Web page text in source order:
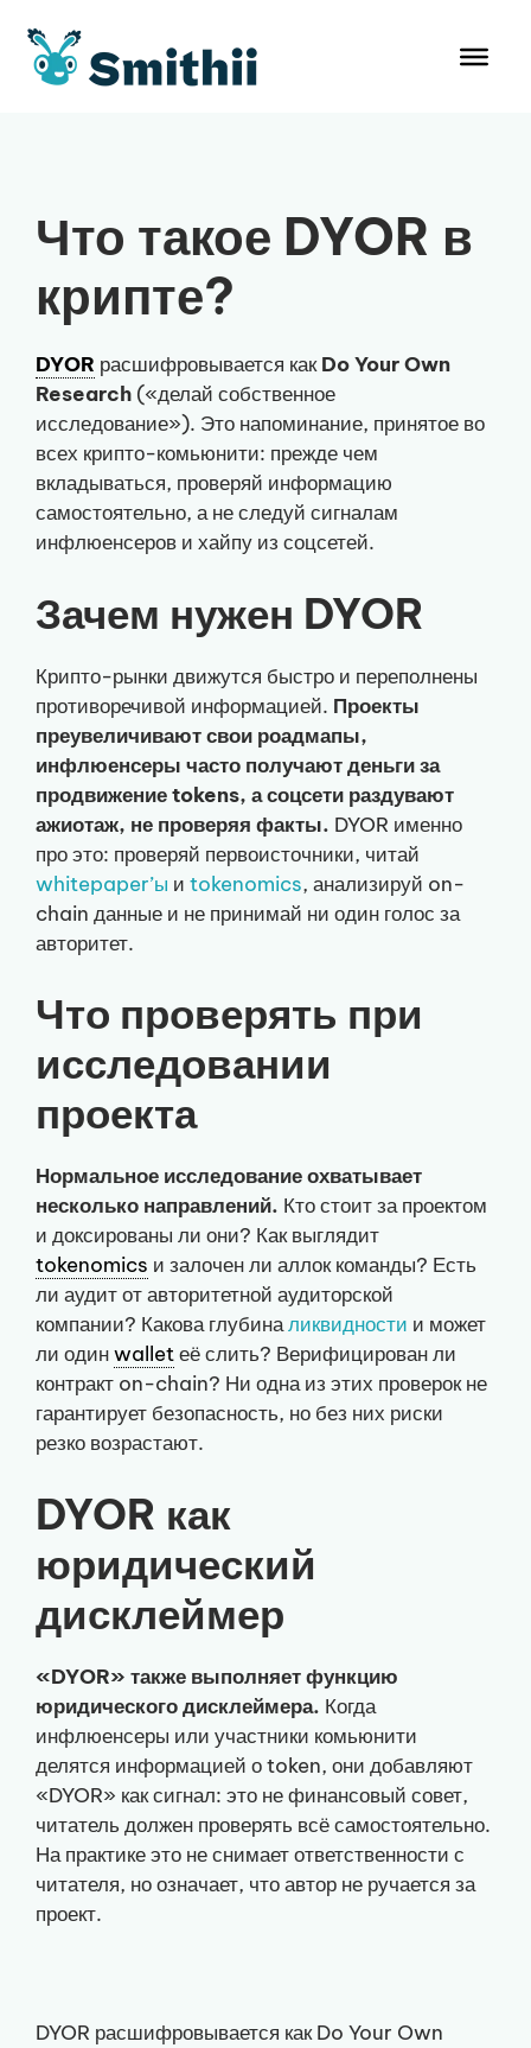
содержимому
Что такое DYOR в
крипте?
DYOR расшифровывается какDo Your Own
Research («делай собственное
исследование»). Это напоминание, принятое во
всех крипто-комьюнити: прежде чем
вкладываться, проверяй информацию
самостоятельно, а не следуй сигналам
инфлюенсеров и хайпу из соцсетей.
Зачем нужен DYOR
Крипто-рынки движутся быстро и переполнены
противоречивой информацией. Проекты
преувеличивают свои роадмапы,
инфлюенсеры часто получают деньги за
продвижение tokens, а соцсети раздувают
ажиотаж, не проверяя факты. DYOR именно
про это: проверяй первоисточники, читай
whitepaper’ы и tokenomics, анализируй on-
chain данные и не принимай ни один голос за
авторитет.
Что проверять при
исследовании
проекта
Нормальное исследование охватывает
несколько направлений. Кто стоит за проектом
и доксированы ли они? Как выглядит
tokenomics и залочен ли аллок команды? Есть
ли аудит от авторитетной аудиторской
компании? Какова глубиналиквидности и может
ли одинwalletеё слить? Верифицирован ли
контракт on-chain? Ни одна из этих проверок не
гарантирует безопасность, но без них риски
резко возрастают.
DYOR как
юридический
дисклеймер
«DYOR» также выполняет функцию
юридического дисклеймера. Когда
инфлюенсеры или участники комьюнити
делятся информацией о token, они добавляют
«DYOR» как сигнал: это не финансовый совет,
читатель должен проверять всё самостоятельно.
На практике это не снимает ответственности с
читателя, но означает, что автор не ручается за
проект.
DYOR расшифровывается как Do Your Own